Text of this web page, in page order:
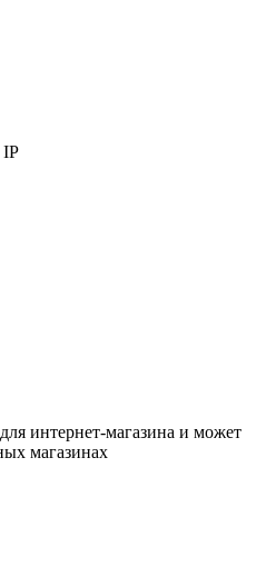
интернет-магазина и может
магазинах